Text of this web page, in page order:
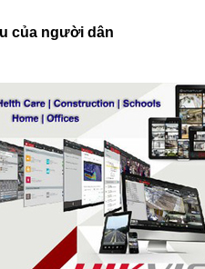
của người dân